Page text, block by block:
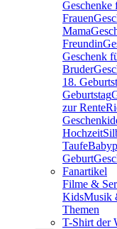
Geschenke
Frauen
Mama
Freundin
Geschenk
Bruder
18.
Geburtstag
zur Rente
Hochzeit
Taufe
Geburt
Fanartikel
Filme &
KidsMusik
Themen
T-Shirt der